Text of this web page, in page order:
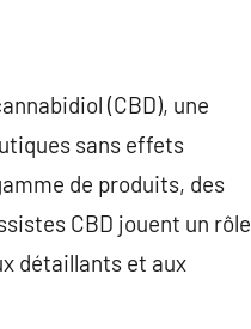
(CBD), une
sans effets
de produits, des
CBD jouent un rôle
détaillants et aux